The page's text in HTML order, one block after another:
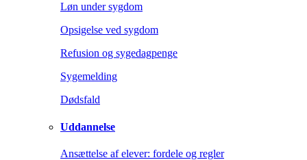
Løn under sygdom
Opsigelse ved sygdom
Refusion og sygedagpenge
Sygemelding
Dødsfald
Uddannelse
Ansættelse af elever: fordele og regler